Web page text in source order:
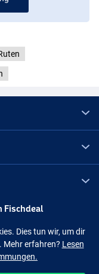
Fischdeal
Dies tun wir, um dir
Mehr erfahren? Lesen